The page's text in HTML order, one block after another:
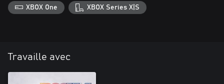
XBOX One XBOX Series X|S
Travaille avec